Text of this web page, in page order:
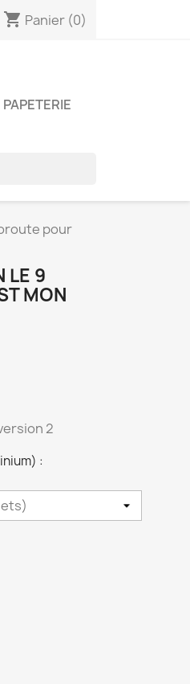
shopping_cart Panier (0)
PAPETERIE
pour
LE 9
MON
2
: